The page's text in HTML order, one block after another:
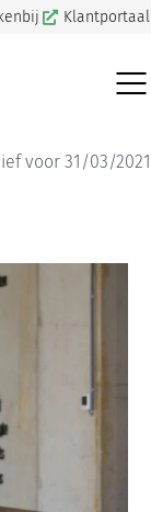
Klantportaal
voor 31/03/2021